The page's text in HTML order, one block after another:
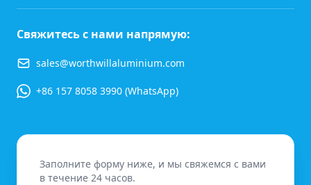
Свяжитесь с нами напрямую:
sales@worthwillaluminium.com
+86 157 8058 3990 (WhatsApp)
Заполните форму ниже, и мы свяжемся с вами
в течение 24 часов.